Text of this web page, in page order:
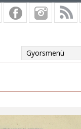
Gyorsmenü